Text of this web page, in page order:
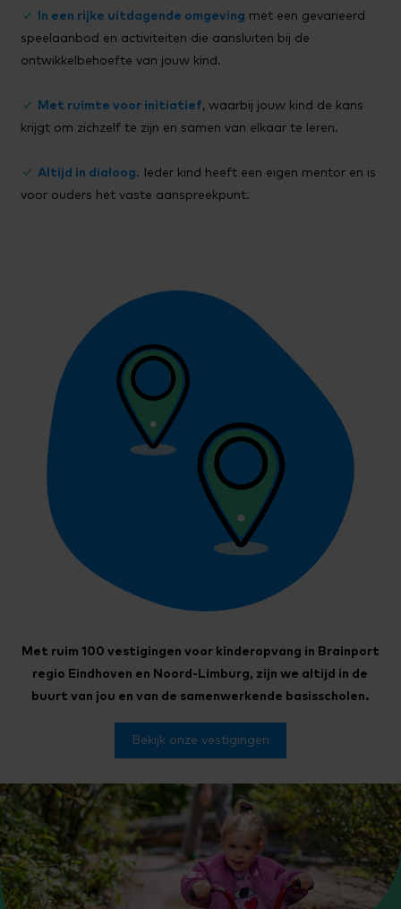
✓ In een rijke uitdagende omgeving met een gevarieerd
speelaanbod en activiteiten die aansluiten bij de
ontwikkelbehoefte van jouw kind.
✓ Met ruimte voor initiatief, waarbij jouw kind de kans
krijgt om zichzelf te zijn en samen van elkaar te leren.
✓ Altijd in dialoog. Ieder kind heeft een eigen mentor en is
voor ouders het vaste aanspreekpunt.
Met ruim 100 vestigingen voor kinderopvang in Brainport
regio Eindhoven en Noord-Limburg, zijn we altijd in de
buurt van jou en van de samenwerkende basisscholen.
Bekijk onze vestigingen